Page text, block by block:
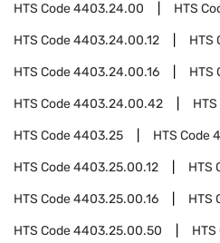
HTS Code4403.24.00 HTS
HTS Code4403.24.00.12 HTS
HTS Code4403.24.00.16 HTS
HTS Code4403.24.00.42
HTS Code4403.25 HTS Code
HTS Code4403.25.00.12 HTS
HTS Code4403.25.00.16 HTS
HTS Code4403.25.00.50 HTS